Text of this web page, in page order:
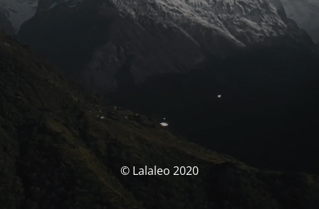
© Lalaleo 2020